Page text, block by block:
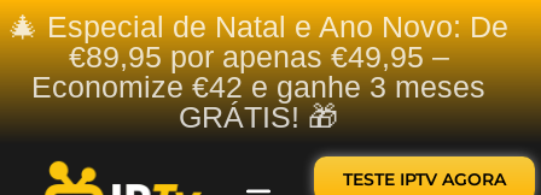
🎄 Especial de Natal e Ano Novo: De
€89,95 por apenas €49,95 –
Economize €42 e ganhe 3 meses
GRÁTIS! 🎁
TESTE IPTV AGORA